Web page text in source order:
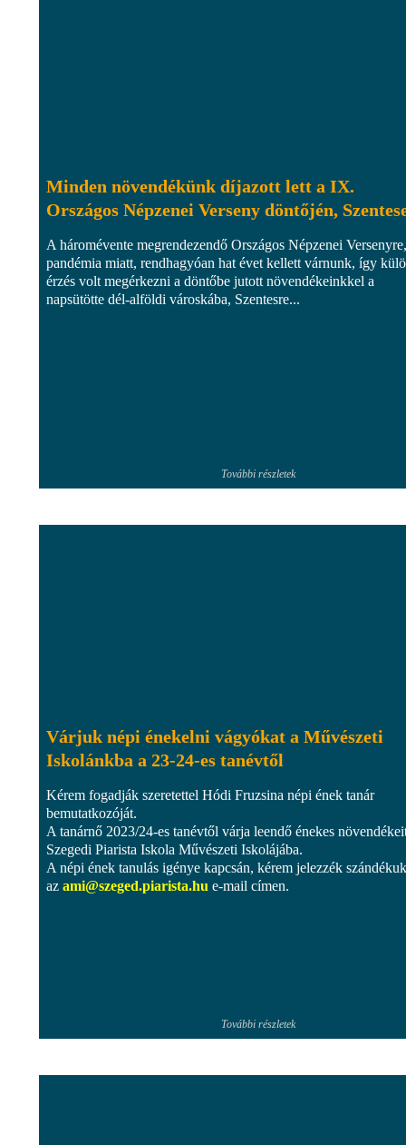
Minden növendékünk díjazott lett a IX.
Országos Népzenei Verseny döntőjén,
A háromévente megrendezendő Országos Népzenei
pandémia miatt, rendhagyóan hat évet kellett várnunk, így
érzés volt megérkezni a döntőbe jutott növendékeinkkel a
napsütötte dél-alföldi városkába, Szentesre...
További részletek
Várjuk népi énekelni vágyókat a Művészeti
Iskolánkba a 23-24-es tanévtől
Kérem fogadják szeretettel Hódi Fruzsina népi ének tanár
bemutatkozóját.
A tanárnő 2023/24-es tanévtől várja leendő énekes
Szegedi Piarista Iskola Művészeti Iskolájába.
A népi ének tanulás igénye kapcsán, kérem jelezzék
az ami@szeged.piarista.hu e-mail címen.
További részletek